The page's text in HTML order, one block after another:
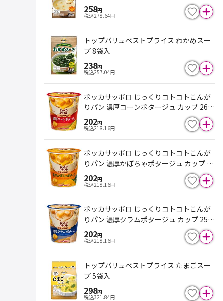
258円
税込278.64円
トップバリュベストプライス わかめスー
プ 8袋入
238円
税込257.04円
ポッカサッポロ じっくりコトコトこんが
りパン 濃厚コーンポタージュ カップ 26.1
g
202円
税込218.16円
ポッカサッポロ じっくりコトコトこんが
りパン 濃厚かぼちゃポタージュ カップ 2
9.5g
202円
税込218.16円
ポッカサッポロ じっくりコトコトこんが
りパン 濃厚クラムポタージュ カップ 25.3
g
202円
税込218.16円
トップバリュベストプライス たまごスー
プ 5袋入
298円
税込321.84円